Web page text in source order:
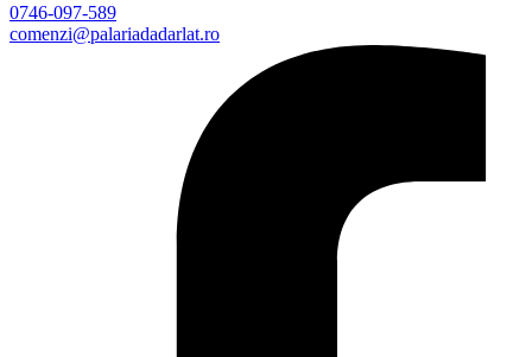
0746-097-589
comenzi@palariadadarlat.ro